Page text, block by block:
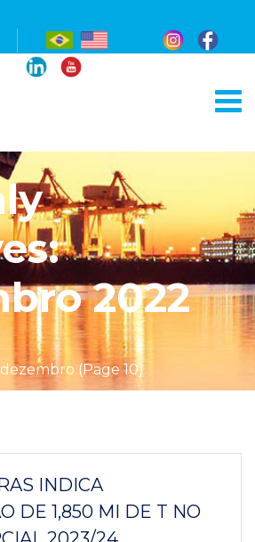
2022
dezembro (Page 10)
INDICA
DE 1,850 MI DE T NO